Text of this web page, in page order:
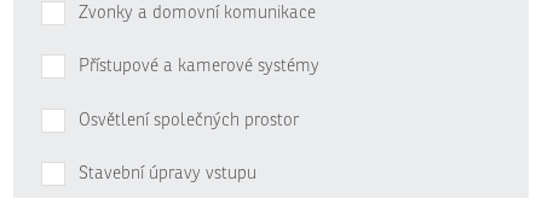
Zvonky a domovní komunikace
Přístupové a kamerové systémy
Osvětlení společných prostor
Stavební úpravy vstupu